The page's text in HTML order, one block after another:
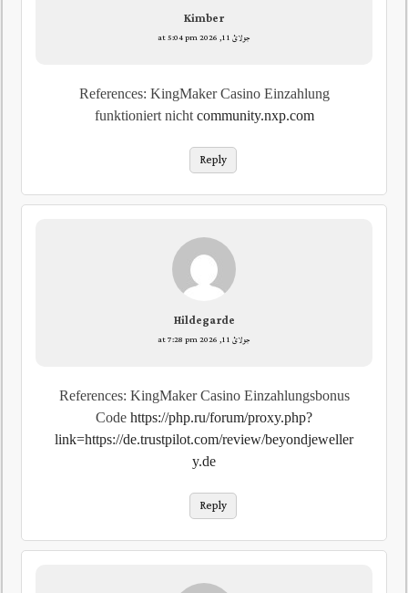
Kimber
جولائ 11, 2026 at 5:04 pm
References: KingMaker Casino Einzahlung
funktioniert nicht community.nxp.com
Reply
Hildegarde
جولائ 11, 2026 at 7:28 pm
References: KingMaker Casino Einzahlungsbonus
Code https://php.ru/forum/proxy.php?
link=https://de.trustpilot.com/review/beyondjeweller
y.de
Reply